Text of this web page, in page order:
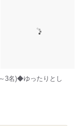
3名)◆ゆったりとし